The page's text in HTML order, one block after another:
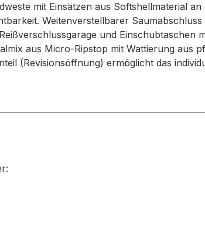
mit Einsätzen aus Softshellmaterial
Weitenverstellbarer
und
aus Micro-Ripstop mit Wattierung aus
(Revisionsöffnung) ermöglicht das